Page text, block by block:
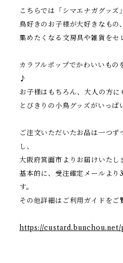
こちらでは「シマエナガグッズ
鳥好きのお子様が大好きなもの
集めたくなる文房具や雑貨をセ
カラフルポップでかわいいもの
♪
お子様はもちろん、大人の方に
とびきりの小鳥グッズがいっぱ
ご注文いただいたお品は一つず
し、
大阪府箕面市よりお届けいたし
基本的に、受注確定メールより
す。
その他詳細はご利用ガイドをご
https://custard.bunchou.net/